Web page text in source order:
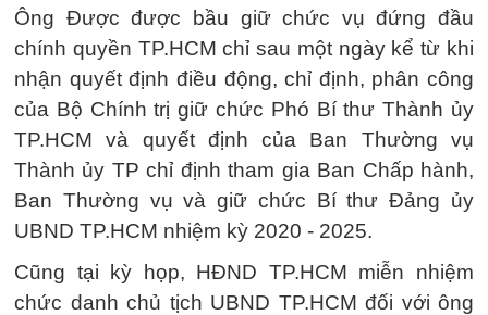
Ông Được được bầu giữ chức vụ đứng đầu
chính quyền TP.HCM chỉ sau một ngày kể từ khi
nhận quyết định điều động, chỉ định, phân công
của Bộ Chính trị giữ chức Phó Bí thư Thành ủy
TP.HCM và quyết định của Ban Thường vụ
Thành ủy TP chỉ định tham gia Ban Chấp hành,
Ban Thường vụ và giữ chức Bí thư Đảng ủy
UBND TP.HCM nhiệm kỳ 2020 - 2025.
Cũng tại kỳ họp, HĐND TP.HCM miễn nhiệm
chức danh chủ tịch UBND TP.HCM đối với ông